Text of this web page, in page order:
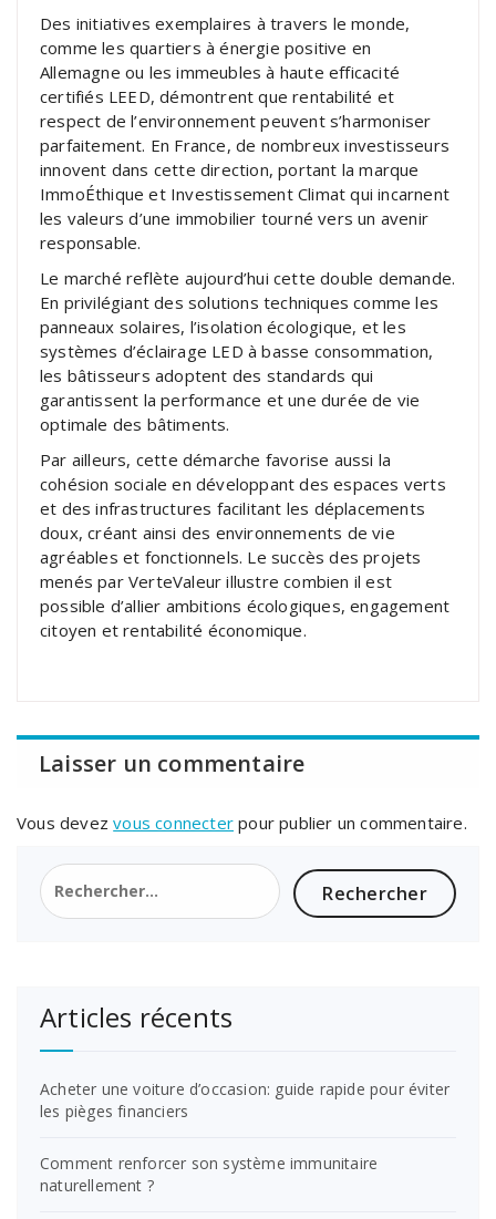
Des initiatives exemplaires à travers le monde,
comme les quartiers à énergie positive en
Allemagne ou les immeubles à haute efficacité
certifiés LEED, démontrent que rentabilité et
respect de l’environnement peuvent s’harmoniser
parfaitement. En France, de nombreux investisseurs
innovent dans cette direction, portant la marque
ImmoÉthique et Investissement Climat qui incarnent
les valeurs d’une immobilier tourné vers un avenir
responsable.
Le marché reflète aujourd’hui cette double demande.
En privilégiant des solutions techniques comme les
panneaux solaires, l’isolation écologique, et les
systèmes d’éclairage LED à basse consommation,
les bâtisseurs adoptent des standards qui
garantissent la performance et une durée de vie
optimale des bâtiments.
Par ailleurs, cette démarche favorise aussi la
cohésion sociale en développant des espaces verts
et des infrastructures facilitant les déplacements
doux, créant ainsi des environnements de vie
agréables et fonctionnels. Le succès des projets
menés par VerteValeur illustre combien il est
possible d’allier ambitions écologiques, engagement
citoyen et rentabilité économique.
Laisser un commentaire
Vous devezvous connecter pour publier un commentaire.
Rechercher :
Articles récents
Acheter une voiture d’occasion: guide rapide pour éviter
les pièges financiers
Comment renforcer son système immunitaire
naturellement ?